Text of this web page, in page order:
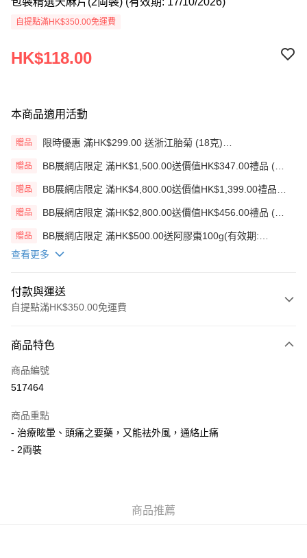
自提點滿HK$350.00免運費
HK$118.00
本商品適用活動
贈品
限時優惠 滿HK$299.00 送浙江胎菊 (18克)
贈品
BB展網店限定 滿HK$1,500.00送價值HK$347.00禮品 (贈
贈品
BB展網店限定 滿HK$4,800.00送價值HK$1,399.00禮品
贈品
BB展網店限定 滿HK$2,800.00送價值HK$456.00禮品 (贈
贈品
BB展網店限定 滿HK$500.00送阿膠棗100g(有效期:
12/12/26)(贈品)(送完即止）
查看更多
付款與運送
自提點滿HK$350.00免運費
信用卡
AlipayHK
WeChat Pay
每筆HK$50.00，滿HK$350.00或以上免運費
商品特色
商品編號
517464
商品重點
- 治療眩暈、頭痛之要藥，又能祛外風，通絡止痛
- 2両裝
商品推薦